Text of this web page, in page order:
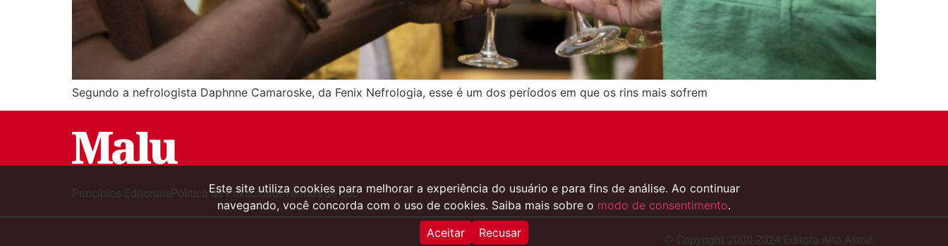
Segundo a nefrologista Daphnne Camaroske, da Fenix Nefrologia, esse é um dos períodos em que os rins mais sofrem
Princípios EditoriaisPolítica de PrivacidadeTermos de Uso
© Copyright 2000-2024 Editora Alto Astral.
Este site utiliza cookies para melhorar a experiência do usuário e para fins de análise. Ao continuar
navegando, você concorda com o uso de cookies. Saiba mais sobre o modo de consentimento.
Aceitar
Recusar